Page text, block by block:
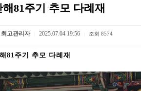
해81주기 추모 다례재
최고관리자 2025.07.04 19:56 조회 8574
81주기 추모 다례재